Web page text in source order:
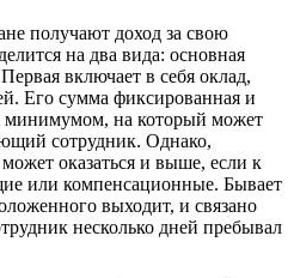
получают доход за свою
на два вида: основная
включает в себя оклад,
Его сумма фиксированная и
минимумом, на который может
сотрудник. Однако,
оказаться и выше, если к
или компенсационные. Бывает
выходит, и связано
несколько дней пребывал